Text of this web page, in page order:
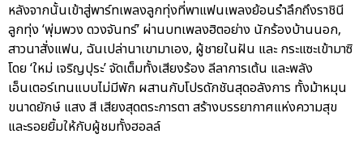
หลังจากนั้นเข้าสู่พาร์ทเพลงลูกทุ่งที่พาแฟนเพลงย้อนรำลึกถึงราชินี
ลูกทุ่ง ‘พุ่มพวง ดวงจันทร์’ ผ่านบทเพลงฮิตอย่าง นักร้องบ้านนอก,
สาวนาสั่งแฟน, ฉันเปล่านาเขามาเอง, ผู้ชายในฝัน และ กระแซะเข้ามาซิ
โดย ‘ใหม่ เจริญปุระ’ จัดเต็มทั้งเสียงร้อง ลีลาการเต้น และพลัง
เอ็นเตอร์เทนแบบไม่มีพัก ผสานกับโปรดักชันสุดอลังการ ทั้งม้าหมุน
ขนาดยักษ์ แสง สี เสียงสุดตระการตา สร้างบรรยากาศแห่งความสุข
และรอยยิ้มให้กับผู้ชมทั้งฮอลล์